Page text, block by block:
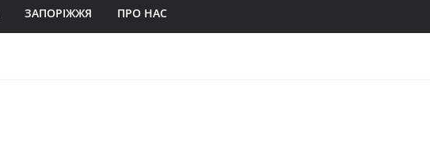
ЗАПОРІЖЖЯ ПРО НАС